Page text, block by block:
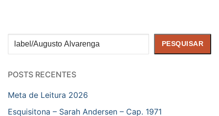
Pesquisar PESQUISAR
POSTS RECENTES
Meta de Leitura 2026
Esquisitona – Sarah Andersen – Cap. 1971